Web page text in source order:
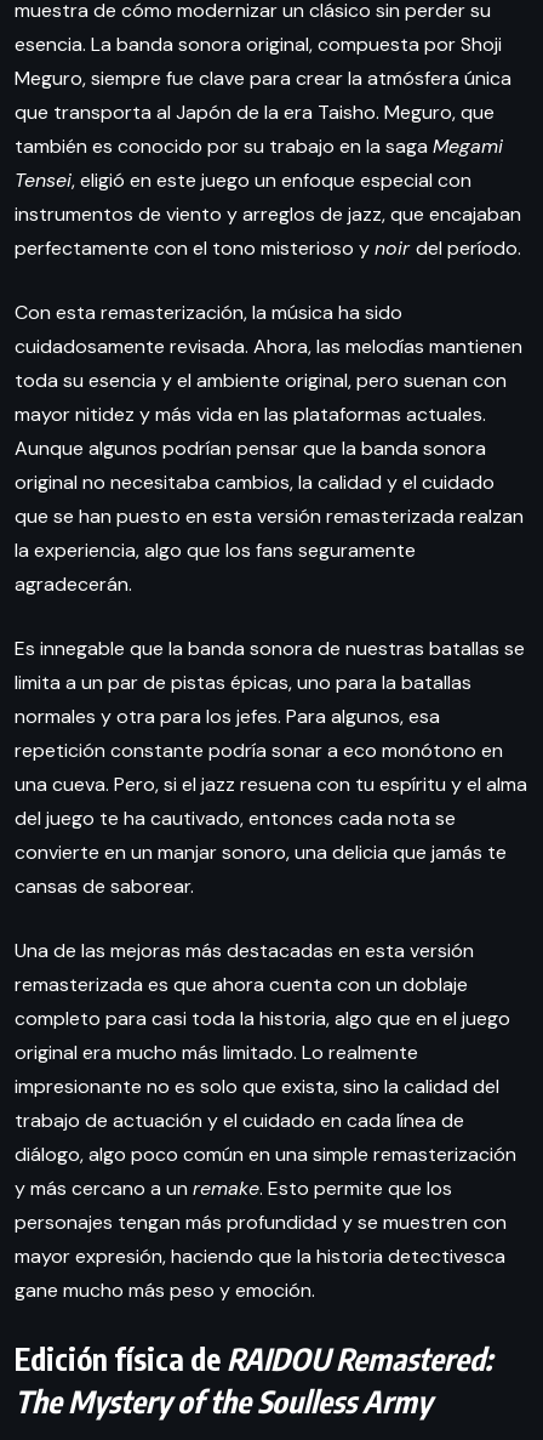
muestra de cómo modernizar un clásico sin perder su
esencia. La banda sonora original, compuesta por Shoji
Meguro, siempre fue clave para crear la atmósfera única
que transporta al Japón de la era Taisho. Meguro, que
también es conocido por su trabajo en la saga Megami
Tensei, eligió en este juego un enfoque especial con
instrumentos de viento y arreglos de jazz, que encajaban
perfectamente con el tono misterioso ynoirdel período.
Con esta remasterización, la música ha sido
cuidadosamente revisada. Ahora, las melodías mantienen
toda su esencia y el ambiente original, pero suenan con
mayor nitidez y más vida en las plataformas actuales.
Aunque algunos podrían pensar que la banda sonora
original no necesitaba cambios, la calidad y el cuidado
que se han puesto en esta versión remasterizada realzan
la experiencia, algo que los fans seguramente
agradecerán.
Es innegable que la banda sonora de nuestras batallas se
limita a un par de pistas épicas, uno para la batallas
normales y otra para los jefes. Para algunos, esa
repetición constante podría sonar a eco monótono en
una cueva. Pero, si el jazz resuena con tu espíritu y el alma
del juego te ha cautivado, entonces cada nota se
convierte en un manjar sonoro, una delicia que jamás te
cansas de saborear.
Una de las mejoras más destacadas en esta versión
remasterizada es que ahora cuenta con un doblaje
completo para casi toda la historia, algo que en el juego
original era mucho más limitado. Lo realmente
impresionante no es solo que exista, sino la calidad del
trabajo de actuación y el cuidado en cada línea de
diálogo, algo poco común en una simple remasterización
y más cercano a un remake. Esto permite que los
personajes tengan más profundidad y se muestren con
mayor expresión, haciendo que la historia detectivesca
gane mucho más peso y emoción.
Edición física deRAIDOU Remastered:
The Mystery of the Soulless Army